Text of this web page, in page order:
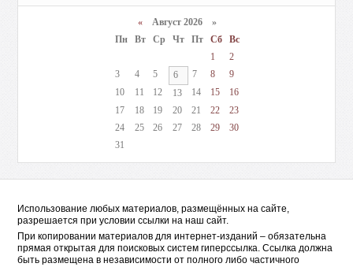
«Август 2026 »
Пн
Вт Ср Чт Пт Сб
Вс
1
2
3
4 5 6 7 8
9
10
11 12 13 14 15
16
17
18 19 20 21 22
23
24
25 26 27 28 29
30
31
Использование любых материалов, размещённых на сайте,
разрешается при условии ссылки на наш сайт.
При копировании материалов для интернет-изданий – обязательна
прямая открытая для поисковых систем гиперссылка. Ссылка должна
быть размещена в независимости от полного либо частичного